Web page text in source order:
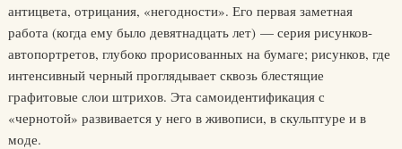
антицвета, отрицания, «негодности». Его первая заметная
работа (когда ему было девятнадцать лет) — серия рисунков-
автопортретов, глубоко прорисованных на бумаге; рисунков, где
интенсивный черный проглядывает сквозь блестящие
графитовые слои штрихов. Эта самоидентификация с
«чернотой» развивается у него в живописи, в скульптуре и в
моде.